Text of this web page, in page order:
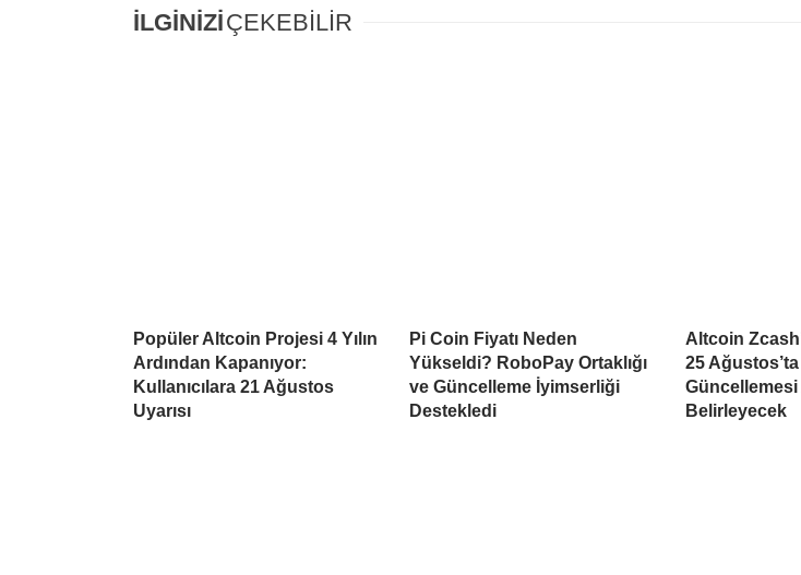
İLGİNİZİÇEKEBİLİR
Popüler Altcoin Projesi 4 Yılın
Ardından Kapanıyor:
Kullanıcılara 21 Ağustos
Uyarısı
Pi Coin Fiyatı Neden
Yükseldi? RoboPay Ortaklığı
ve Güncelleme İyimserliği
Destekledi
Altcoin
25
Güncellemesi
Belirleyecek